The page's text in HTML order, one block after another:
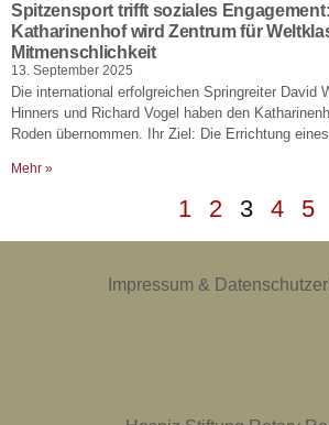
Spitzensport trifft soziales
Katharinenhof wird Zentrum für
Mitmenschlichkeit
13. September 2025
Die international erfolgreichen Springreiter David
Hinners und Richard Vogel haben den
Roden übernommen. Ihr Ziel: Die Errichtung
Mehr »
1 2 3 4 5
Impressum &